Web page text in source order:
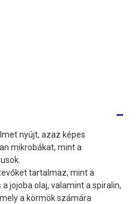
nyújt, azaz képes
mikrobákat, mint a
tartalmaz, mint a
jojoba olaj, valamint a spiralin,
a körmök számára